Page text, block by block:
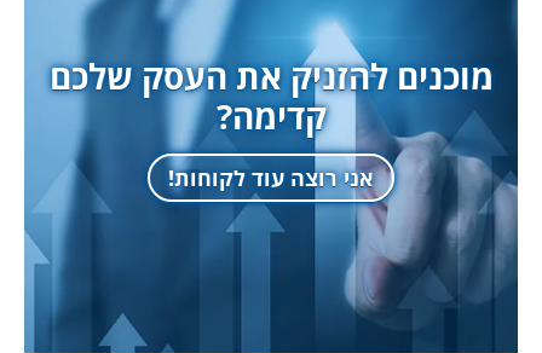
מוכנים להזניק את העסק שלכם
קדימה?
אני רוצה עוד לקוחות!